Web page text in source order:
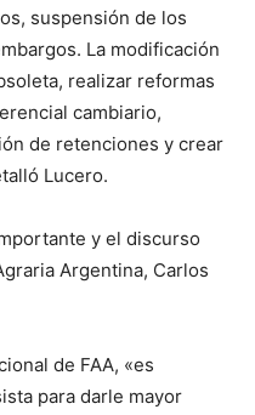
suspensión de los
La modificación
realizar reformas
cambiario,
de retenciones y crear
Lucero.
y el discurso
Argentina, Carlos
de FAA, «es
para darle mayor